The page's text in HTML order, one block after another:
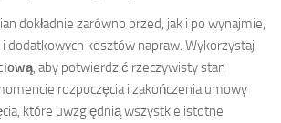
dokładnie zarówno przed, jak i po wynajmie,
dodatkowych kosztów napraw. Wykorzystaj
, aby potwierdzić rzeczywisty stan
rozpoczęcia i zakończenia umowy
które uwzględnią wszystkie istotne